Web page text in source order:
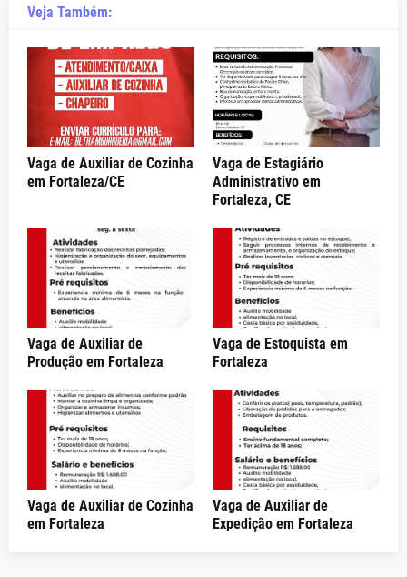
Veja Também:
Vaga de Auxiliar de Cozinha
em Fortaleza/CE
Vaga de Estagiário
Administrativo em
Fortaleza, CE
Vaga de Auxiliar de
Produção em Fortaleza
Vaga de Estoquista em
Fortaleza
Vaga de Auxiliar de Cozinha
em Fortaleza
Vaga de Auxiliar de
Expedição em Fortaleza